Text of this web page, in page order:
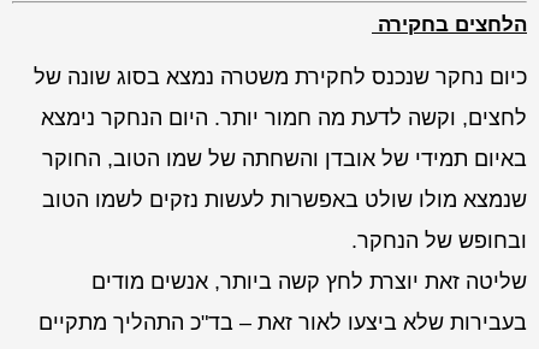
הלחצים בחקירה
כיום נחקר שנכנס לחקירת משטרה נמצא בסוג שונה של
לחצים, וקשה לדעת מה חמור יותר. היום הנחקר נימצא
באיום תמידי של אובדן והשחתה של שמו הטוב, החוקר
שנמצא מולו שולט באפשרות לעשות נזקים לשמו הטוב
ובחופש של הנחקר.
שליטה זאת יוצרת לחץ קשה ביותר, אנשים מודים
בעבירות שלא ביצעו לאור זאת – בד"כ התהליך מתקיים